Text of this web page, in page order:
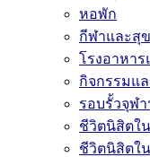
หอพัก
กีฬาและสุ
โรงอาหาร
กิจกรรมแ
รอบรั้วจุฬา
ชีวิตนิสิตใ
ชีวิตนิสิตใ